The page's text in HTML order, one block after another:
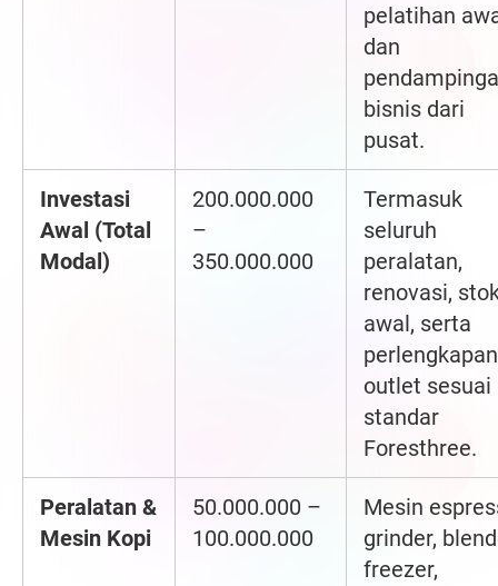
pelatihan
dan
bisnis dari
pusat.
Investasi
Awal (Total
Modal)
200.000.000
–
350.000.000
Termasuk
seluruh
peralatan,
renovasi,
awal, serta
perlengkapan
outlet sesuai
standar
Foresthree.
Peralatan &
Mesin Kopi
50.000.000 –
100.000.000
Mesin
grinder,
freezer,